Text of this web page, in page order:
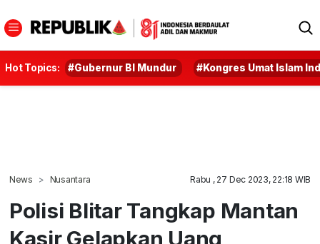
Hot Topics: #Gubernur BI Mundur #Kongres Umat Islam
News Nusantara Rabu , 27 Dec 2023, 22:18 WIB
Polisi Blitar Tangkap Mantan
Kasir Gelapkan Uang